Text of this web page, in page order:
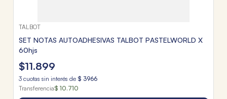
TALBOT
SET NOTAS AUTOADHESIVAS TALBOT PASTELWORLD X
60hjs
$11.899
3 cuotas sin interés de $ 3966
Transferencia$ 10.710